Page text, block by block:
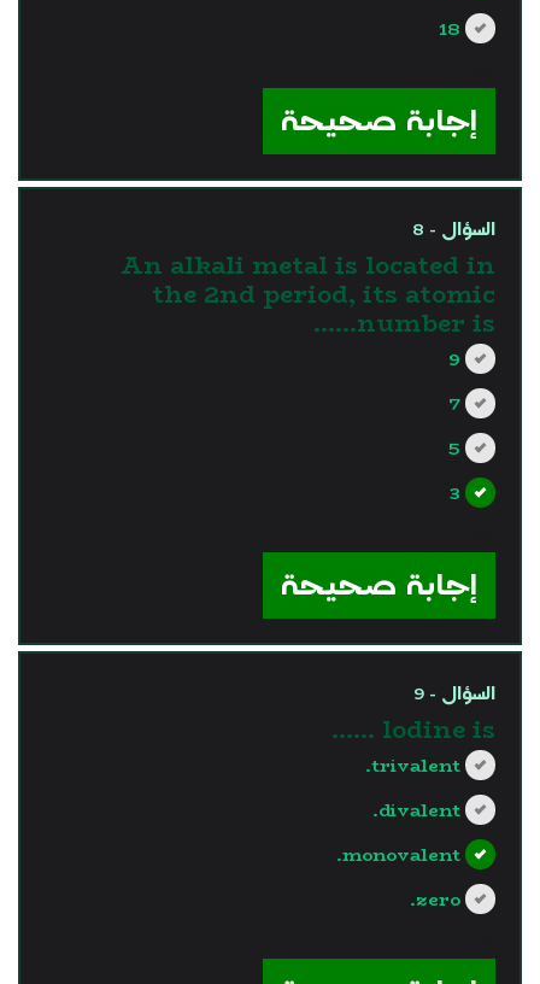
18
إجابة صحيحة
السؤال - 8
An alkali metal is located in
the 2nd period, its atomic
number is……
9
7
5
3
إجابة صحيحة
السؤال - 9
lodine is ……
trivalent.
divalent.
monovalent.
zero.